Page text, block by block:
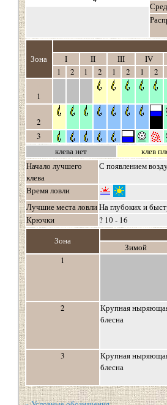
Зона
I
II III IV
1
2 1 2 1 2 1 2
1
2
3
клева нет
клев
Начало лучшего
клева
С появлением
Время ловли
Лучшие места ловлиНа глубоких и
Крючки
? 10 - 16
Зонао
Зимой
1
2
Крупная
блесна
3
Крупная
блесна